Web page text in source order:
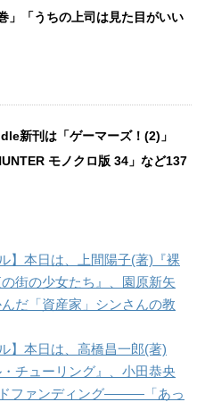
「うちの上司は見た目がいい
新刊は「ゲーマーズ！(2)」
モノクロ版 34」など137
】本日は、上間陽子(著)『裸
街の少女たち』、園原新矢
だ「資産家」シンさんの教
】本日は、高橋昌一郎(著)
・チューリング』、小田恭央
ファンディング―――「あっ